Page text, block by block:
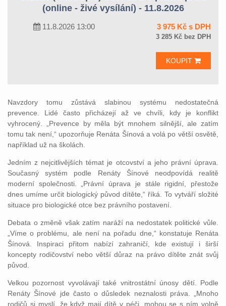
(online - živé vysílání) - 11.8.2026
11.8.2026 13:00 3 975 Kč s DPH
3 285 Kč bez DPH
KOUPIT
Navzdory tomu zůstává slabinou systému nedostatečná
prevence. Lidé často přicházejí až ve chvíli, kdy je konflikt
vyhrocený. „Prevence by měla být mnohem silnější, ale zatím
tomu tak není,“ upozorňuje Renáta Šínová a volá po větší osvětě,
například už na školách.
Jedním z nejcitlivějších témat je otcovství a jeho právní úprava.
Současný systém podle Renáty Šínové neodpovídá realitě
moderní společnosti. „Právní úprava je stále rigidní, přestože
dnes umíme určit biologický původ dítěte,“ říká. To vytváří složité
situace pro biologické otce bez právního postavení.
Debata o změně však zatím naráží na nedostatek politické vůle.
„Víme o problému, ale není na pořadu dne,“ konstatuje Renáta
Šínová. Inspiraci přitom nabízí zahraničí, kde existují i širší
koncepty rodičovství nebo větší důraz na právo dítěte znát svůj
původ.
Velkou pozornost vyvolávají také vnitrostátní únosy dětí. Podle
Renáty Šínové jde často o důsledek neznalosti práva. „Mnoho
rodičů si myslí, že když mají dítě v péči, mohou se s ním volně